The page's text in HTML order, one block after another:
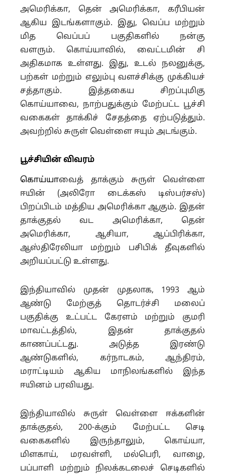
அமெரிக்கா, தென் அமெரிக்கா, கரீபியன்
ஆகிய இடங்களாகும். இது, வெப்ப மற்றும்
மித வெப்பப் பகுதிகளில் நன்கு
வளரும். கொய்யாவில், வைட்டமின் சி
அதிகமாக உள்ளது. இது, உடல் நலனுக்கு,
பற்கள் மற்றும் எலும்பு வளச்சிக்கு முக்கியச்
சத்தாகும். இத்தகைய சிறப்புமிகு
கொய்யாவை, நாற்பதுக்கும் மேற்பட்ட பூச்சி
வகைகள் தாக்கிச் சேதத்தை ஏற்படுத்தும்.
அவற்றில் சுருள் வெள்ளை ஈயும் அடங்கும்.
பூச்சியின் விவரம்
கொய்யாவைத் தாக்கும் சுருள் வெள்ளை
ஈயின் (அலிரோ டைக்கஸ் டிஸ்பர்சஸ்)
பிறப்பிடம் மத்திய அமெரிக்கா ஆகும். இதன்
தாக்குதல் வட அமெரிக்கா, தென்
அமெரிக்கா, ஆசியா, ஆப்பிரிக்கா,
ஆஸ்திரேலியா மற்றும் பசிபிக் தீவுகளில்
அறியப்பட்டு உள்ளது.
இந்தியாவில் முதன் முதலாக, 1993 ஆம்
ஆண்டு மேற்குத் தொடர்ச்சி மலைப்
பகுதிக்கு உட்பட்ட கேரளம் மற்றும் குமரி
மாவட்டத்தில், இதன் தாக்குதல்
காணப்பட்டது. அடுத்த இரண்டு
ஆண்டுகளில், கர்நாடகம், ஆந்திரம்,
மராட்டியம் ஆகிய மாநிலங்களில் இந்த
ஈயினம் பரவியது.
இந்தியாவில் சுருள் வெள்ளை ஈக்களின்
தாக்குதல், 200-க்கும் மேற்பட்ட செடி
வகைகளில் இருந்தாலும், கொய்யா,
மிளகாய், மரவள்ளி, மல்பெரி, வாழை,
பப்பாளி மற்றும் நிலக்கடலைச் செடிகளில்